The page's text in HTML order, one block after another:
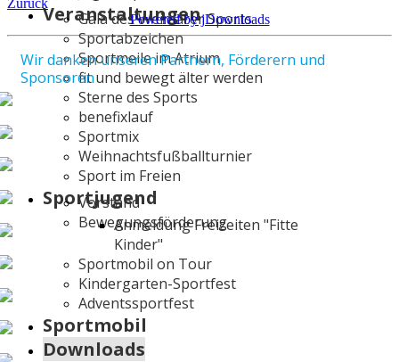
Veranstaltungen
Gala des Weimarer Sports
Sportabzeichen
Sportmeile im Atrium
fit und bewegt älter werden
Sterne des Sports
benefixlauf
Sportmix
Weihnachtsfußballturnier
Sport im Freien
Sportjugend
Vorstand
Bewegungsförderung
Anmeldung Freizeiten "Fitte
Kinder"
Sportmobil on Tour
Kindergarten-Sportfest
Adventssportfest
Sportmobil
Downloads
Zurück
Powered by jDownloads
Wir danken unseren Partnern, Förderern und
Sponsoren